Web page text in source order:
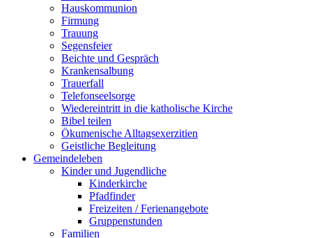
Hauskommunion
Firmung
Trauung
Segensfeier
Beichte und Gespräch
Krankensalbung
Trauerfall
Telefonseelsorge
Wiedereintritt in die katholische Kirche
Bibel teilen
Ökumenische Alltagsexerzitien
Geistliche Begleitung
Gemeindeleben
Kinder und Jugendliche
Kinderkirche
Pfadfinder
Freizeiten / Ferienangebote
Gruppenstunden
Familien